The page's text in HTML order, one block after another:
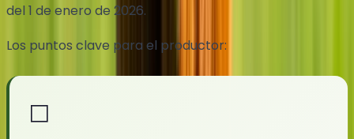
del 1 de enero de 2026.
Los puntos clave para el productor:
⬜